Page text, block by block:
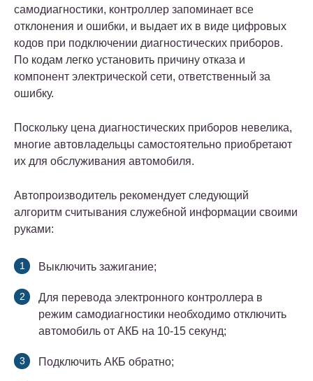
самодиагностики, контроллер запоминает все
отклонения и ошибки, и выдает их в виде цифровых
кодов при подключении диагностических приборов.
По кодам легко установить причину отказа и
компонент электрической сети, ответственный за
ошибку.
Поскольку цена диагностических приборов невелика,
многие автовладельцы самостоятельно приобретают
их для обслуживания автомобиля.
Автопроизводитель рекомендует следующий
алгоритм считывания служебной информации своими
руками:
Выключить зажигание;
Для перевода электронного контроллера в
режим самодиагностики необходимо отключить
автомобиль от АКБ на 10-15 секунд;
Подключить АКБ обратно;